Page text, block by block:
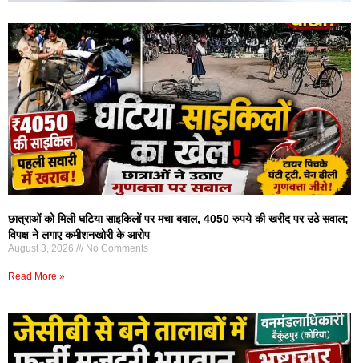
छात्राओं को मिली घटिया साइकिलों पर मचा बवाल, 4050 रुपये की खरीद पर उठे सवाल;
विपक्ष ने लगाए कमीशनखोरी के आरोप
August 3, 2026 No Comments
Read More »